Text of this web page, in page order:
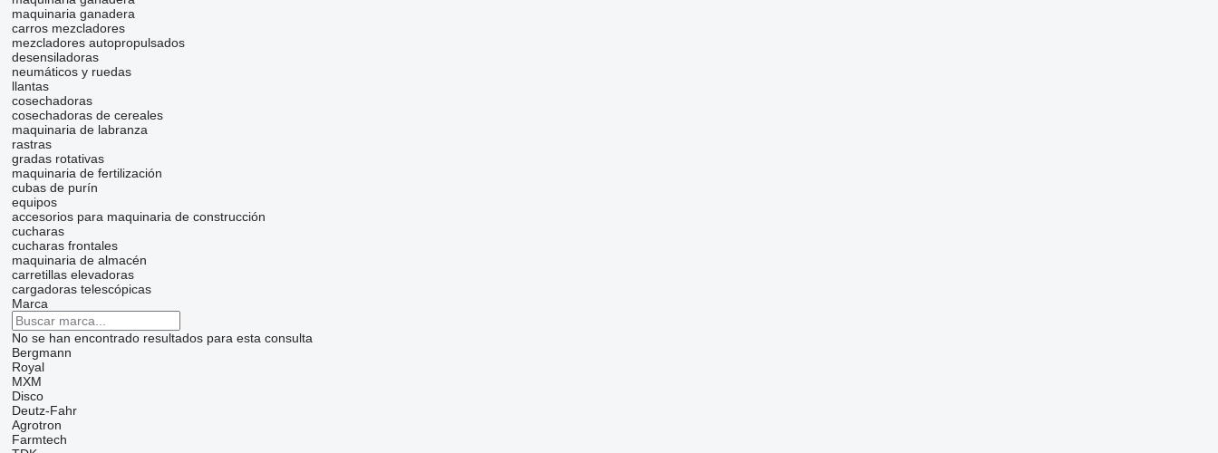
maquinaria ganadera
carros mezcladores
mezcladores autopropulsados
desensiladoras
neumáticos y ruedas
llantas
cosechadoras
cosechadoras de cereales
maquinaria de labranza
rastras
gradas rotativas
maquinaria de fertilización
cubas de purín
equipos
accesorios para maquinaria de construcción
cucharas
cucharas frontales
maquinaria de almacén
carretillas elevadoras
cargadoras telescópicas
Marca
No se han encontrado resultados para esta consulta
Bergmann
Royal
MXM
Disco
Deutz-Fahr
Agrotron
Farmtech